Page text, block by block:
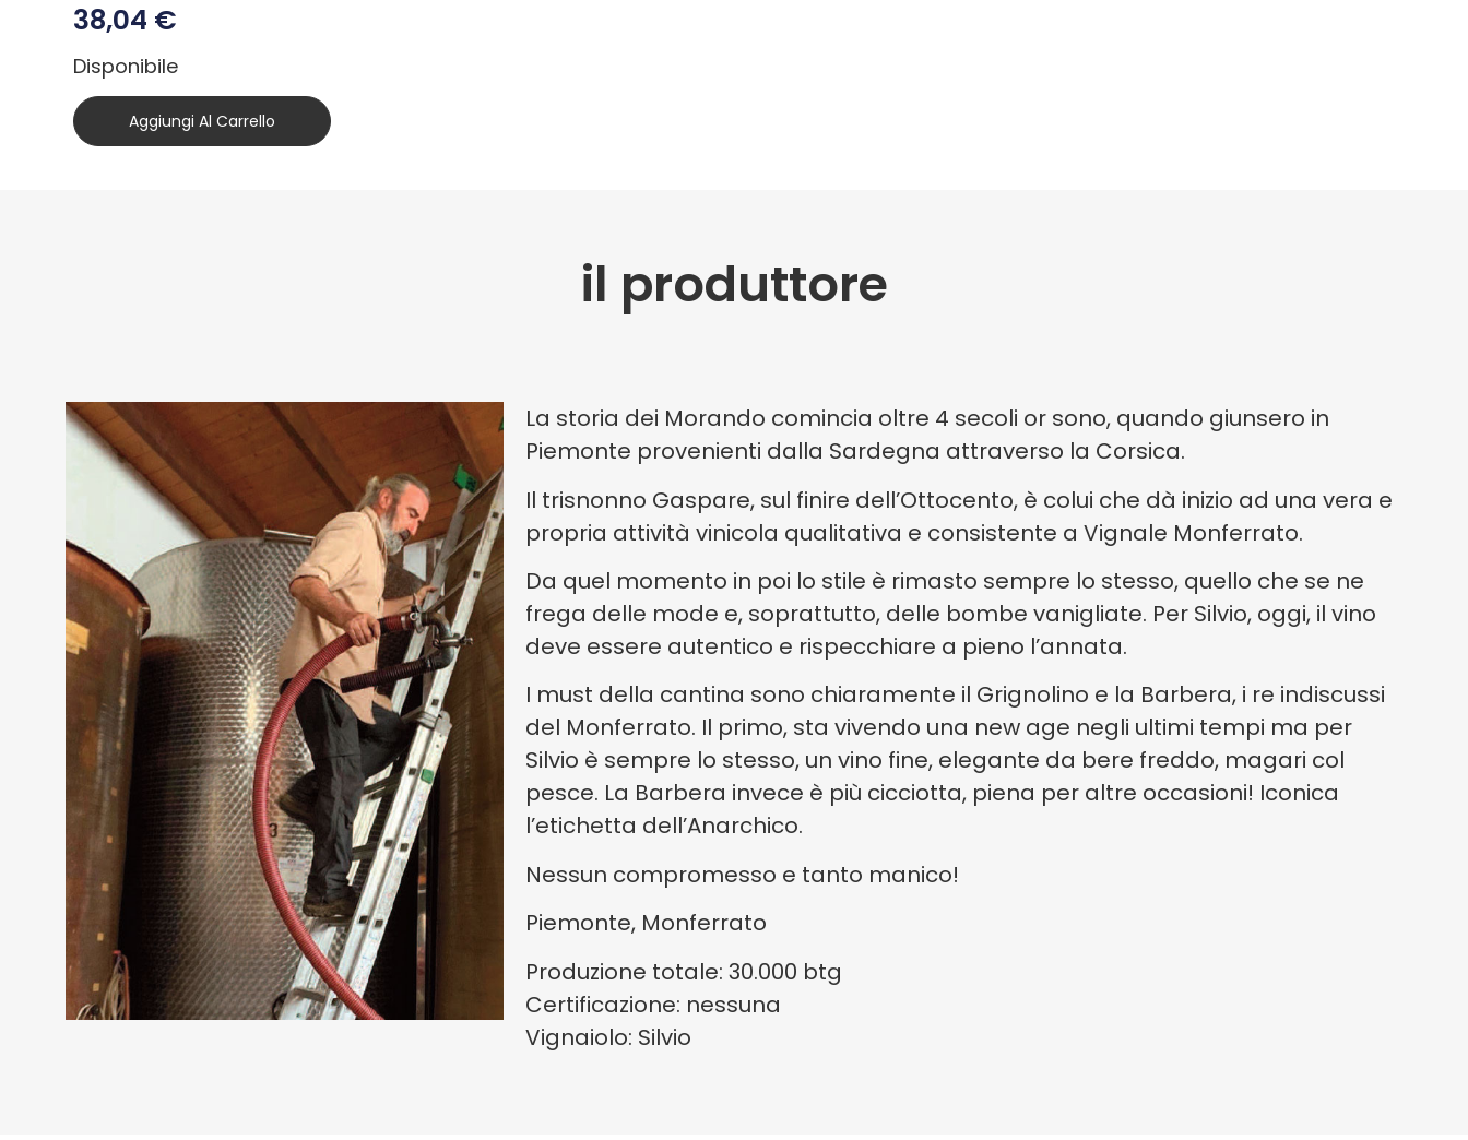
38,04 €
Disponibile
Aggiungi Al Carrello
il produttore
La storia dei Morando comincia oltre 4 secoli or sono, quando giunsero in
Piemonte provenienti dalla Sardegna attraverso la Corsica.
Il trisnonno Gaspare, sul finire dell’Ottocento, è colui che dà inizio ad una vera e
propria attività vinicola qualitativa e consistente a Vignale Monferrato.
Da quel momento in poi lo stile è rimasto sempre lo stesso, quello che se ne
frega delle mode e, soprattutto, delle bombe vanigliate. Per Silvio, oggi, il vino
deve essere autentico e rispecchiare a pieno l’annata.
I must della cantina sono chiaramente il Grignolino e la Barbera, i re indiscussi
del Monferrato. Il primo, sta vivendo una new age negli ultimi tempi ma per
Silvio è sempre lo stesso, un vino fine, elegante da bere freddo, magari col
pesce. La Barbera invece è più cicciotta, piena per altre occasioni! Iconica
l’etichetta dell’Anarchico.
Nessun compromesso e tanto manico!
Piemonte, Monferrato
Produzione totale: 30.000 btg
Certificazione: nessuna
Vignaiolo: Silvio